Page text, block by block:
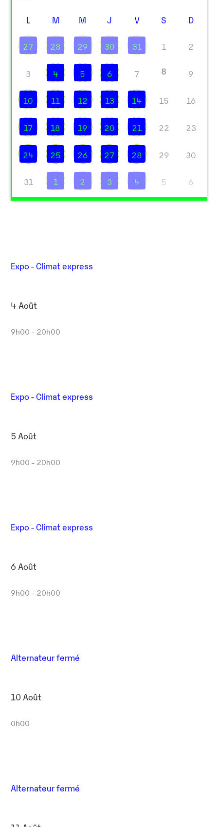
L M M J V S D
27 28 29 30 31 1 2
3 4 5 6 7 8 9
10 11 12 13 14 15 16
17 18 19 20 21 22 23
24 25 26 27 28 29 30
31 1 2 3 4 5 6
Expo - Climat express
4 Août
9h00 - 20h00
Expo - Climat express
5 Août
9h00 - 20h00
Expo - Climat express
6 Août
9h00 - 20h00
Alternateur fermé
10 Août
0h00
Alternateur fermé